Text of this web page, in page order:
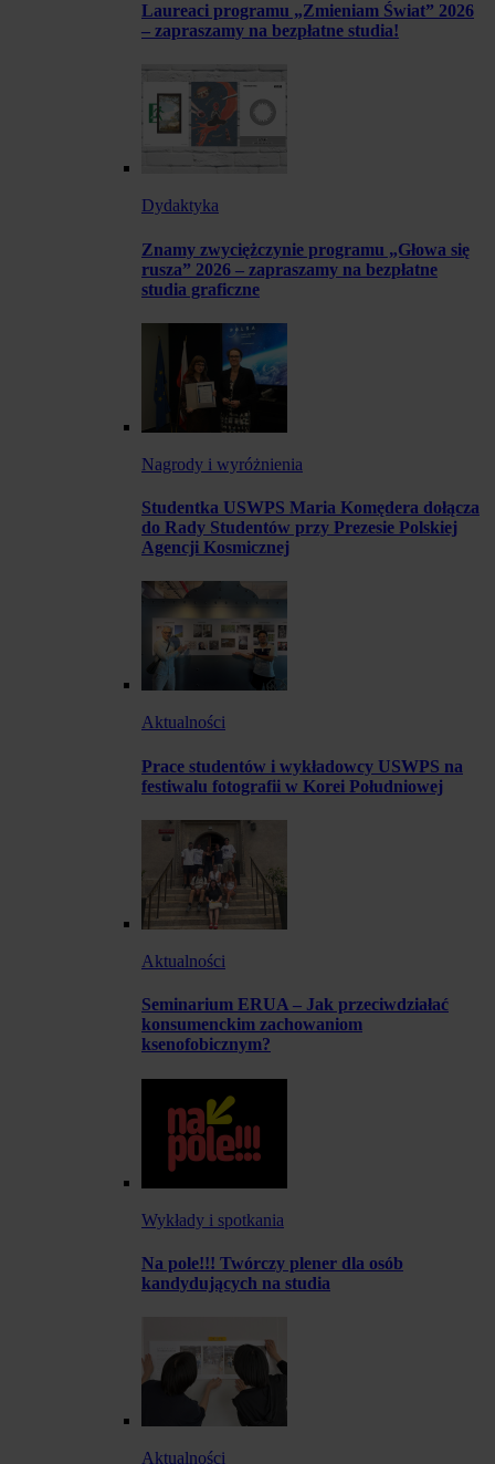
Laureaci programu „Zmieniam Świat” 2026
– zapraszamy na bezpłatne studia!
Dydaktyka
Znamy zwyciężczynie programu „Głowa się
rusza” 2026 – zapraszamy na bezpłatne
studia graficzne
Nagrody i wyróżnienia
Studentka USWPS Maria Komędera dołącza
do Rady Studentów przy Prezesie Polskiej
Agencji Kosmicznej
Aktualności
Prace studentów i wykładowcy USWPS na
festiwalu fotografii w Korei Południowej
Aktualności
Seminarium ERUA – Jak przeciwdziałać
konsumenckim zachowaniom
ksenofobicznym?
Wykłady i spotkania
Na pole!!! Twórczy plener dla osób
kandydujących na studia
Aktualności